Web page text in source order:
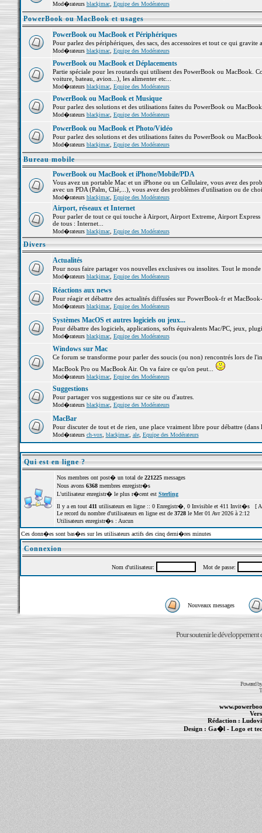
Mod�rateurs blackjmac, Equipe des Modérateurs
PowerBook ou MacBook et usages
PowerBook ou MacBook et Périphériques
Pour parlez des périphériques, des sacs, des accessoires et tout ce qui
Mod�rateurs blackjmac, Equipe des Modérateurs
PowerBook ou MacBook et Déplacements
Partie spéciale pour les routards qui utilisent des PowerBook ou MacBook.
voiture, bateau, avion...), les alimenter etc...
Mod�rateurs blackjmac, Equipe des Modérateurs
PowerBook ou MacBook et Musique
Pour parlez des solutions et des utilisations faites du PowerBook ou
Mod�rateurs blackjmac, Equipe des Modérateurs
PowerBook ou MacBook et Photo/Vidéo
Pour parlez des solutions et des utilisations faites du PowerBook ou
Mod�rateurs blackjmac, Equipe des Modérateurs
Bureau mobile
PowerBook ou MacBook et iPhone/Mobile/PDA
Vous avez un portable Mac et un iPhone ou un Cellulaire, vous avez des
avec un PDA (Palm, Clié,...), vous avez des problèmes d'utilisation ou de
Mod�rateurs blackjmac, Equipe des Modérateurs
Airport, réseaux et Internet
Pour parler de tout ce qui touche à Airport, Airport Extreme, Airport
de tous : Internet...
Mod�rateurs blackjmac, Equipe des Modérateurs
Divers
Actualités
Pour nous faire partager vos nouvelles exclusives ou insolites. Tout le
Mod�rateurs blackjmac, Equipe des Modérateurs
Réactions aux news
Pour réagir et débattre des actualités diffusées sur PowerBook-fr et
Mod�rateurs blackjmac, Equipe des Modérateurs
Systèmes MacOS et autres logiciels ou jeux...
Pour débattre des logiciels, applications, softs équivalents Mac/PC, jeux,
Mod�rateurs blackjmac, Equipe des Modérateurs
Windows sur Mac
Ce forum se transforme pour parler des soucis (ou non) rencontrés lors de
MacBook Pro ou MacBook Air. On va faire ce qu'on peut...
Mod�rateurs blackjmac, Equipe des Modérateurs
Suggestions
Pour partager vos suggestions sur ce site ou d'autres.
Mod�rateurs blackjmac, Equipe des Modérateurs
MacBar
Pour discuter de tout et de rien, une place vraiment libre pour débattre (dans
Mod�rateurs ch-vox, blackjmac, ale, Equipe des Modérateurs
Qui est en ligne ?
Nos membres ont post� un total de 221225messages
Nous avons 6368membres enregistr�s
L'utilisateur enregistr� le plus r�cent est Sterling
Il y a en tout 411 utilisateurs en ligne :: 0 Enregistr�, 0 Invisible et 411 Invit�s [
Le record du nombre d'utilisateurs en ligne est de 3728le Mer 01 Avr 2026 à 2:12
Utilisateurs enregistr�s : Aucun
Ces donn�es sont bas�es sur les utilisateurs actifs des cinq derni�res minutes
Connexion
Nom d'utilisateur: Mot de passe:
Nouveaux messages
Pour soutenir le développement
Powered
Rédaction :
Design : Ga�l- Logo et